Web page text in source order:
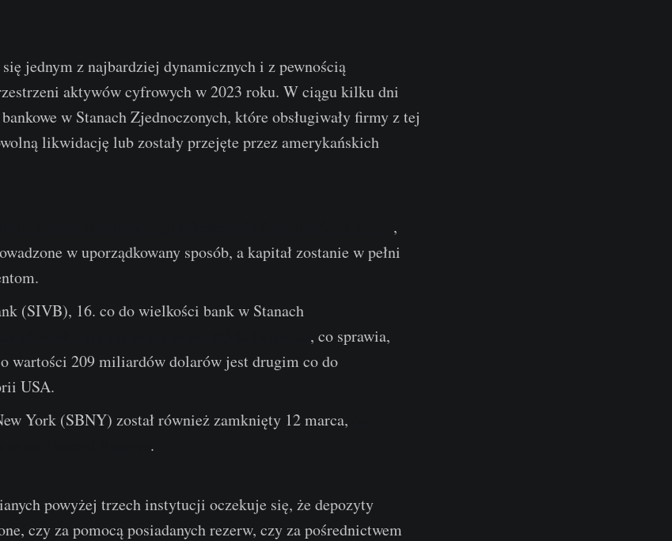
jednym z najbardziej dynamicznych i z pewnością
aktywów cyfrowych w 2023 roku. W ciągu kilku dni
w Stanach Zjednoczonych, które obsługiwały firmy z tej
likwidację lub zostały przejęte przez amerykańskich
,
w uporządkowany sposób, a kapitał zostanie w pełni
(SIVB), 16. co do wielkości bank w Stanach
, co sprawia,
wartości 209 miliardów dolarów jest drugim co do
USA.
York (SBNY) został również zamknięty 12 marca,
.
powyżej trzech instytucji oczekuje się, że depozyty
czy za pomocą posiadanych rezerw, czy za pośrednictwem